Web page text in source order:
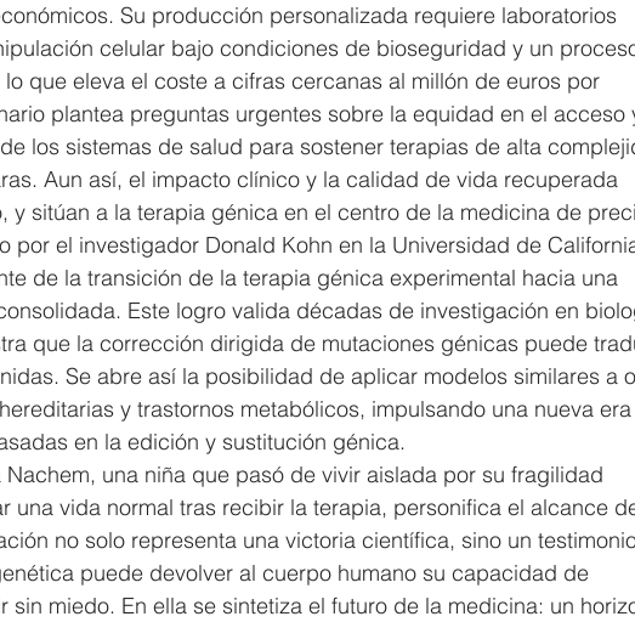
Su producción personalizada requiere laboratorios
celular bajo condiciones de bioseguridad y un
que eleva el coste a cifras cercanas al millón de euros por
plantea preguntas urgentes sobre la equidad en el acceso
los sistemas de salud para sostener terapias de alta
Aun así, el impacto clínico y la calidad de vida recuperada
y sitúan a la terapia génica en el centro de la medicina de
por el investigador Donald Kohn en la Universidad de
de la transición de la terapia génica experimental hacia una
Este logro valida décadas de investigación en
que la corrección dirigida de mutaciones génicas puede
Se abre así la posibilidad de aplicar modelos similares a
y trastornos metabólicos, impulsando una nueva
en la edición y sustitución génica.
Nachem, una niña que pasó de vivir aislada por su fragilidad
una vida normal tras recibir la terapia, personifica el alcance
no solo representa una victoria científica, sino un
puede devolver al cuerpo humano su capacidad de
sin miedo. En ella se sintetiza el futuro de la medicina: un